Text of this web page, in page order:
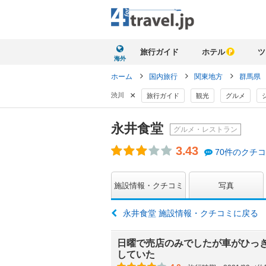
海外
旅行ガイド ホテル
ホーム 国内旅行 関東地方 群馬県
渋川 × 旅行ガイド 観光 グルメ
永井食堂 グルメ・レストラン
3.43 70件のクチ
施設情報・クチコミ 写真
永井食堂 施設情報・クチコミに戻る
日曜で売店のみでしたが車がひっ
していた